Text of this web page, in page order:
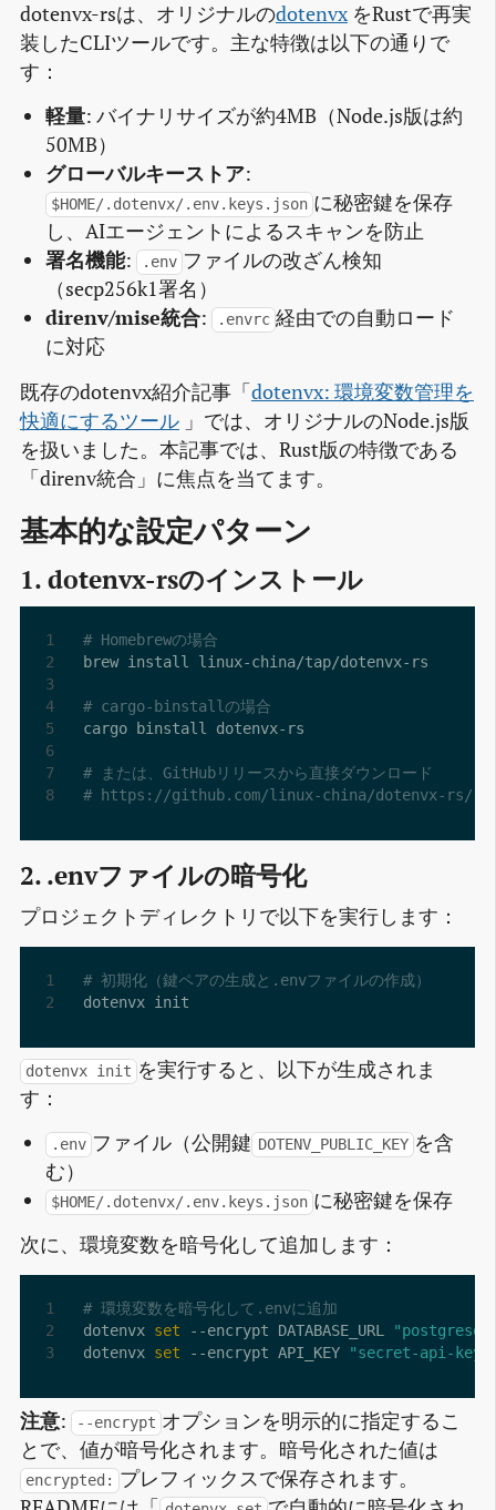
dotenvx-rsは、オリジナルのdotenvx をRustで再実
装したCLIツールです。主な特徴は以下の通りで
す：
軽量: バイナリサイズが約4MB（Node.js版は約
50MB）
グローバルキーストア:
$HOME/.dotenvx/.env.keys.json に秘密鍵を保存
し、AIエージェントによるスキャンを防止
署名機能: .env ファイルの改ざん検知
（secp256k1署名）
direnv/mise統合: .envrc 経由での自動ロード
に対応
既存のdotenvx紹介記事「dotenvx: 環境変数管理を
快適にするツール 」では、オリジナルのNode.js版
を扱いました。本記事では、Rust版の特徴である
「direnv統合」に焦点を当てます。
基本的な設定パターン
1. dotenvx-rsのインストール
1
4
6
7
8
# Homebrewの場合
# cargo-binstallの場合
# または、GitHubリリースから直接ダウンロード
# https://github.com/linux-china/dotenvx-rs/
2. .envファイルの暗号化
プロジェクトディレクトリで以下を実行します：
1
# 初期化（鍵ペアの生成と.envファイルの作成）
dotenvx init を実行すると、以下が生成されま
す：
.env ファイル（公開鍵 DOTENV_PUBLIC_KEY を含
む）
$HOME/.dotenvx/.env.keys.json に秘密鍵を保存
次に、環境変数を暗号化して追加します：
1
# 環境変数を暗号化して.envに追加
dotenvx set --encrypt DATABASE_URL
dotenvx set --encrypt API_KEY "secret-api-key"
注意: --encrypt オプションを明示的に指定するこ
とで、値が暗号化されます。暗号化された値は
encrypted: プレフィックスで保存されます。